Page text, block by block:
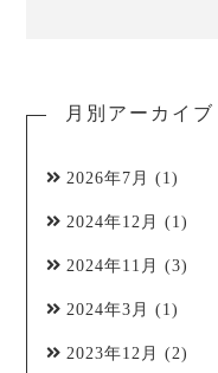
月別アーカイブ
2026年7月 (1)
2024年12月 (1)
2024年11月 (3)
2024年3月 (1)
2023年12月 (2)